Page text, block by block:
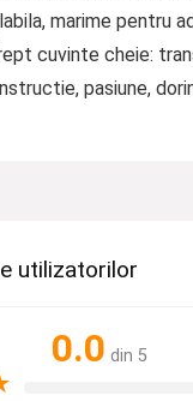
marime pentru
cuvinte cheie:
pasiune,
utilizatorilor
0.0 din 5